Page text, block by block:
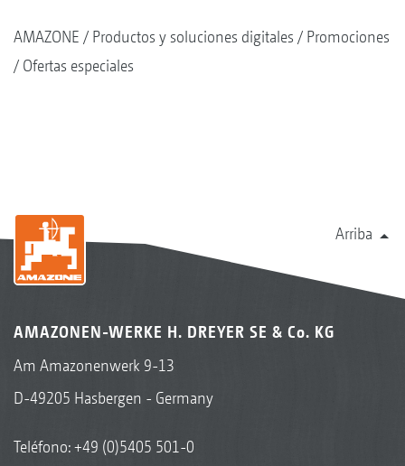
AMAZONE Productos y soluciones digitales
Promociones
Ofertas especiales
Arriba
AMAZONEN-WERKE H. DREYER SE & Co. KG
Am Amazonenwerk 9-13
D-49205 Hasbergen - Germany
Teléfono:+49 (0)5405 501-0